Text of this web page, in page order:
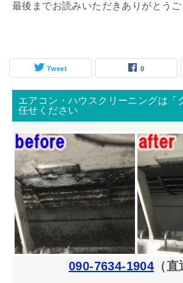
最後までお読みいただきありがとうご
Tweet 0
エアコン・ハウスクリーニングは「
任せください
090-7634-1904 （直